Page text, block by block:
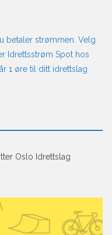
betaler strømmen. Velg
Idrettsstrøm Spot hos
1 øre til ditt idrettslag
Oslo Idrettslag